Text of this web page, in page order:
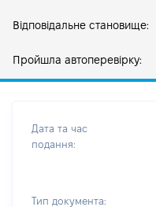
Відповідальне становище:
Пройшла автоперевірку:
Дата та час
подання:
Тип документа: